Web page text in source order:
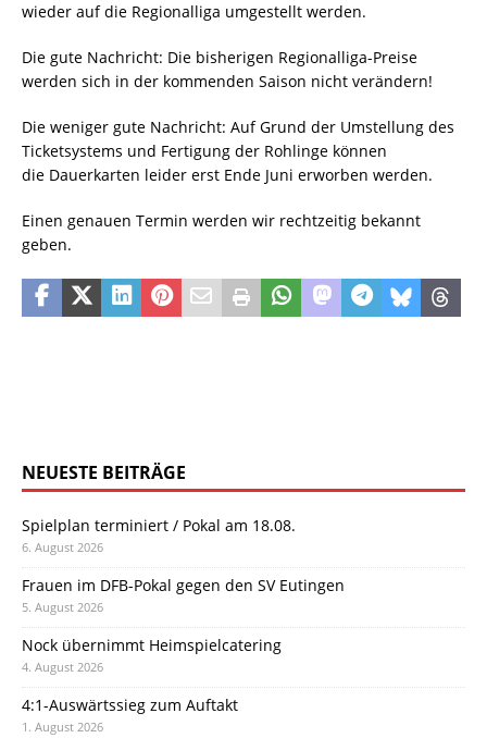
wieder auf die Regionalliga umgestellt werden.
Die gute Nachricht: Die bisherigen Regionalliga-Preise
werden sich in der kommenden Saison nicht verändern!
Die weniger gute Nachricht: Auf Grund der Umstellung des
Ticketsystems und Fertigung der Rohlinge können
die Dauerkarten leider erst Ende Juni erworben werden.
Einen genauen Termin werden wir rechtzeitig bekannt
geben.
NEUESTE BEITRÄGE
Spielplan terminiert / Pokal am 18.08.
6. August 2026
Frauen im DFB-Pokal gegen den SV Eutingen
5. August 2026
Nock übernimmt Heimspielcatering
4. August 2026
4:1-Auswärtssieg zum Auftakt
1. August 2026